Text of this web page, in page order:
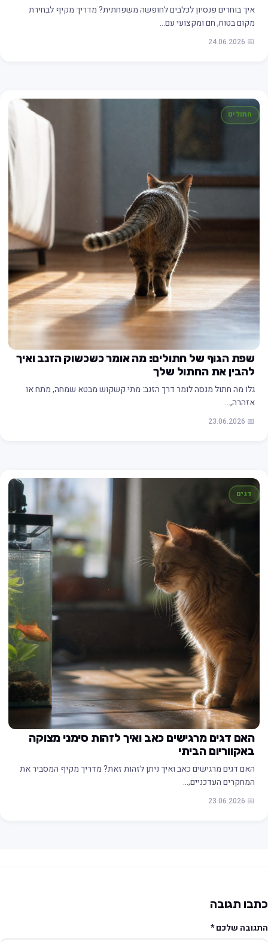
איך בוחרים פנסיון לכלבים לחופשה משפחתית? מדריך מקיף לבחירת
מקום בטוח, חם ומקצועי עם…
📅 24.06.2026
חתולים
שפת הגוף של חתולים: מה אומר כשכשוק הזנב ואיך
להבין את החתול שלך
גלו מה חתול מנסה לומר דרך הזנב: מתי קשקוש מבטא שמחה, מתח או
אזהרה,…
📅 23.06.2026
דגים
האם דגים מרגישים כאב ואיך לזהות סימני מצוקה
באקווריום הביתי
האם דגים מרגישים כאב ואיך ניתן לזהות זאת? מדריך מקיף המסביר את
המחקרים העדכניים,…
📅 23.06.2026
תגובה
שלכם*